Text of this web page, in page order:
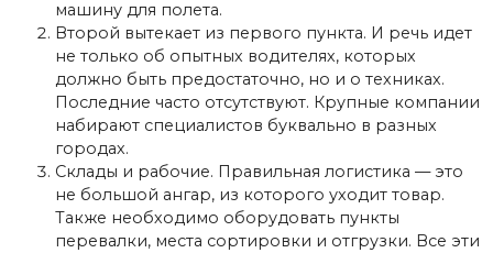
машину для полета.
Второй вытекает из первого пункта. И речь идет
не только об опытных водителях, которых
должно быть предостаточно, но и о техниках.
Последние часто отсутствуют. Крупные компании
набирают специалистов буквально в разных
городах.
Склады и рабочие. Правильная логистика — это
не большой ангар, из которого уходит товар.
Также необходимо оборудовать пункты
перевалки, места сортировки и отгрузки. Все эти